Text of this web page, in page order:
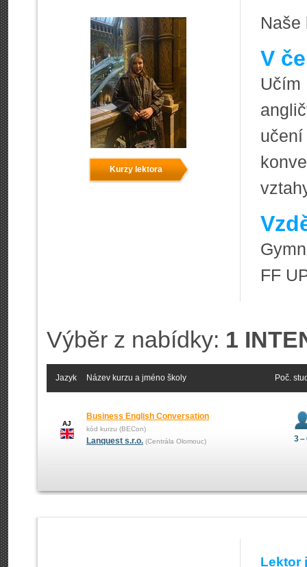
Kurzy lektora
Naše
V
FF
Výběr z nabídky: 1
Jazyk Název kurzu a jméno školy Poč.
AJ
Business English Conversation
kód kurzu (BECon)
Lanquest s.r.o. (Centrála Olomouc) 3 –
Lektor